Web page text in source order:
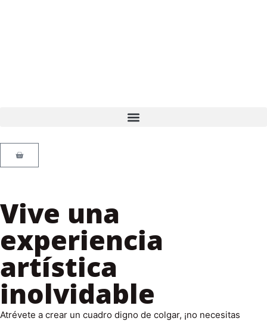
Vive una
experiencia
artística
inolvidable
Atrévete a crear un cuadro digno de colgar, ¡no necesitas